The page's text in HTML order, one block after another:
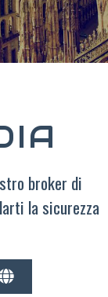
broker di
la sicurezza